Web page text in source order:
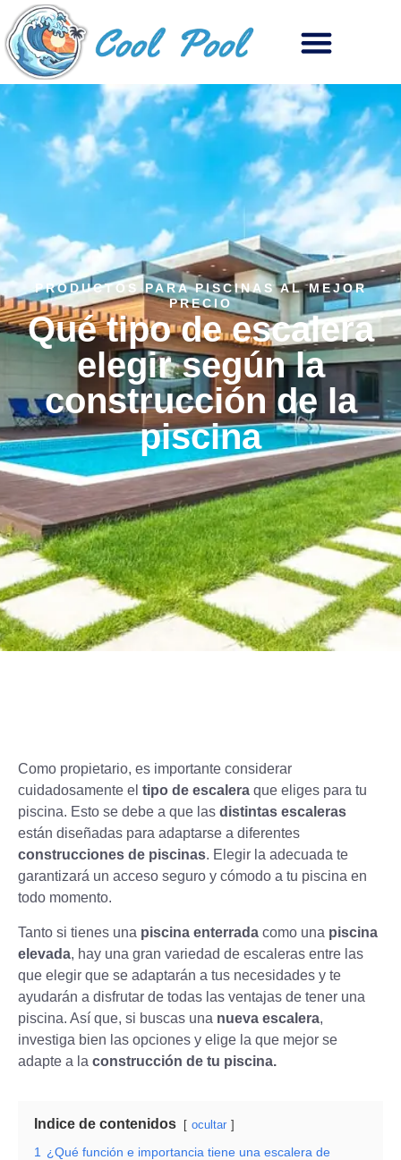
PRODUCTOS PARA PISCINAS AL MEJOR
PRECIO
Qué tipo de escalera
elegir según la
construcción de la
piscina
Como propietario, es importante considerar
cuidadosamente el tipo de escalera que eliges para tu
piscina. Esto se debe a que las distintas escaleras
están diseñadas para adaptarse a diferentes
construcciones de piscinas. Elegir la adecuada te
garantizará un acceso seguro y cómodo a tu piscina en
todo momento.
Tanto si tienes una piscina enterrada como una piscina
elevada, hay una gran variedad de escaleras entre las
que elegir que se adaptarán a tus necesidades y te
ayudarán a disfrutar de todas las ventajas de tener una
piscina. Así que, si buscas una nueva escalera,
investiga bien las opciones y elige la que mejor se
adapte a la construcción de tu piscina.
Indice de contenidos ocultar
1
¿Qué función e importancia tiene una escalera de